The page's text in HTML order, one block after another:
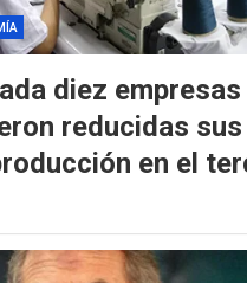
diez empresas
reducidas sus
en el